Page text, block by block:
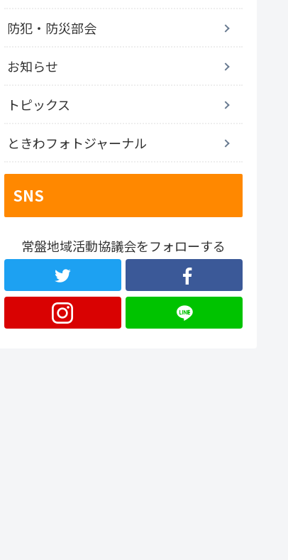
防犯・防災部会
お知らせ
トピックス
ときわフォトジャーナル
SNS
常盤地域活動協議会をフォローする